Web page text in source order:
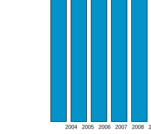
2004 2005 2006 2007 2008